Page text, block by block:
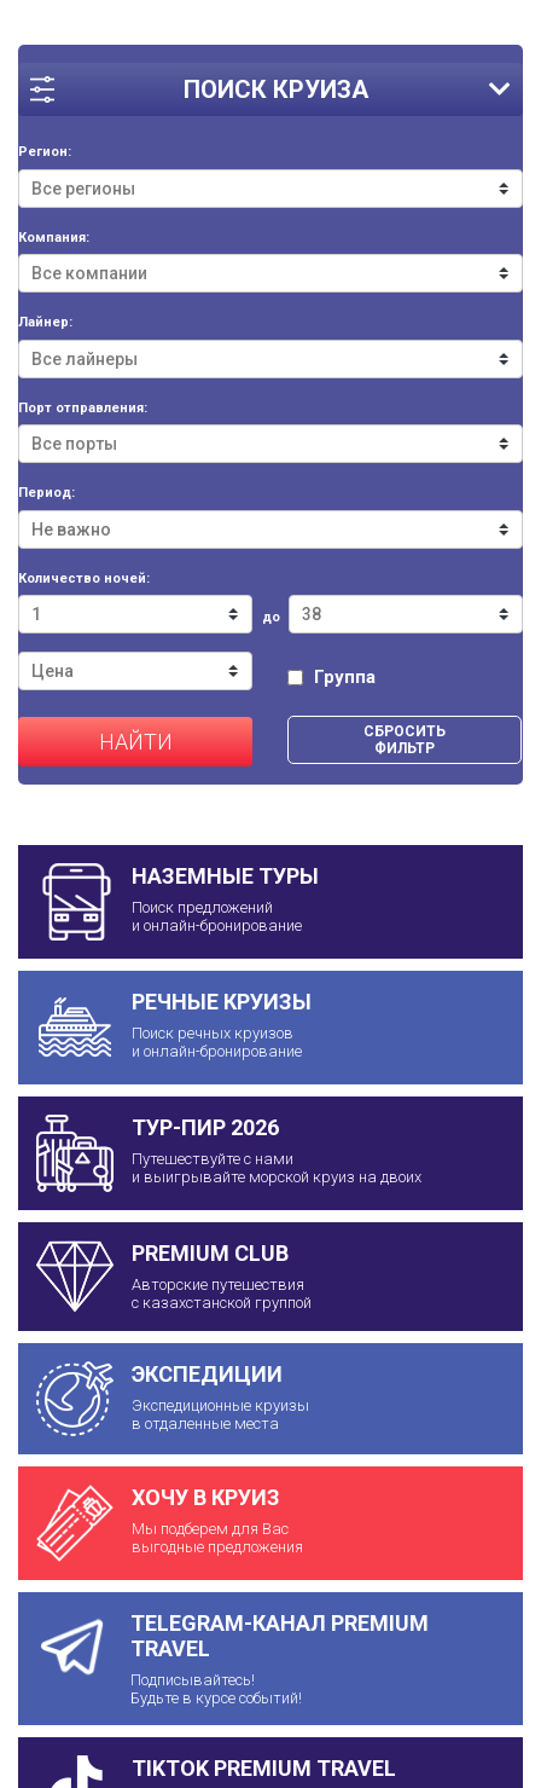
ПОИСК КРУИЗА
Регион:
Компания:
Лайнер:
Порт отправления:
Период:
Количество ночей:
до
Группа
НАЙТИ
СБРОСИТЬ
ФИЛЬТР
НАЗЕМНЫЕ ТУРЫ
Поиск предложений
и онлайн-бронирование
РЕЧНЫЕ КРУИЗЫ
Поиск речных круизов
и онлайн-бронирование
ТУР-ПИР 2026
Путешествуйте с нами
и выигрывайте морской круиз на двоих
PREMIUM CLUB
Авторские путешествия
с казахстанской группой
ЭКСПЕДИЦИИ
Экспедиционные круизы
в отдаленные места
ХОЧУ В КРУИЗ
Мы подберем для Вас
выгодные предложения
TELEGRAM-КАНАЛ PREMIUM
TRAVEL
Подписывайтесь!
Будьте в курсе событий!
TIKTOK PREMIUM TRAVEL